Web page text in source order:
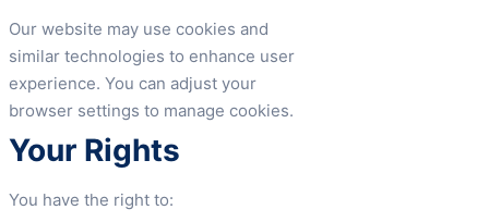
Our website may use cookies and
similar technologies to enhance user
experience. You can adjust your
browser settings to manage cookies.
Your Rights
You have the right to: